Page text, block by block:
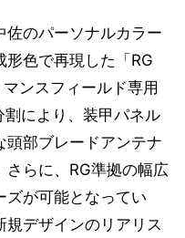
佐のパーソナルカラー
色で再現した「RG
ンスフィールド専用
割により、装甲パネル
頭部ブレードアンテナ
さらに、RG準拠の幅広
ズが可能となってい
規デザインのリアリス